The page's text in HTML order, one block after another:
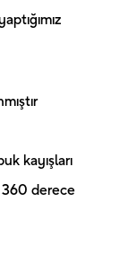
kayışları
360 derece